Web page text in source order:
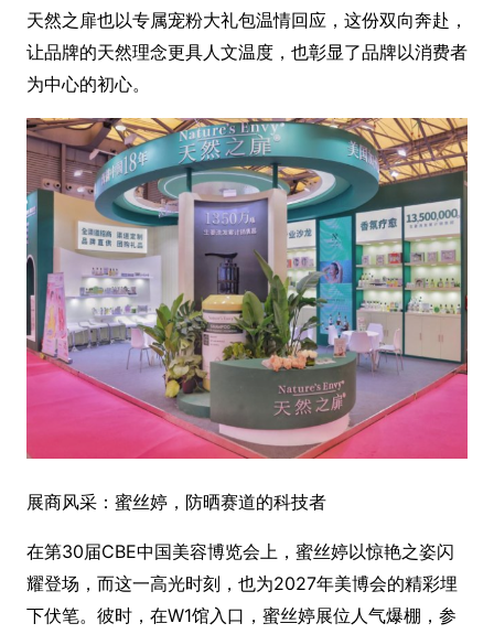
天然之扉也以专属宠粉大礼包温情回应，这份双向奔赴，
让品牌的天然理念更具人文温度，也彰显了品牌以消费者
为中心的初心。
展商风采：蜜丝婷，防晒赛道的科技者
在第30届CBE中国美容博览会上，蜜丝婷以惊艳之姿闪
耀登场，而这一高光时刻，也为2027年美博会的精彩埋
下伏笔。彼时，在W1馆入口，蜜丝婷展位人气爆棚，参